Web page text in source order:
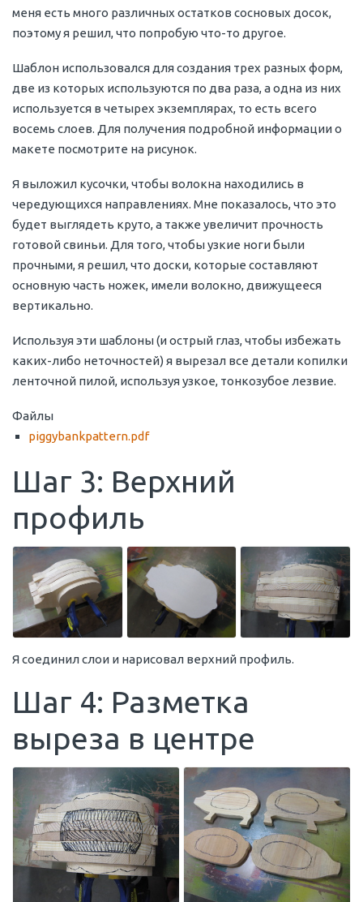
меня есть много различных остатков сосновых досок,
поэтому я решил, что попробую что-то другое.
Шаблон использовался для создания трех разных форм,
две из которых используются по два раза, а одна из них
используется в четырех экземплярах, то есть всего
восемь слоев. Для получения подробной информации о
макете посмотрите на рисунок.
Я выложил кусочки, чтобы волокна находились в
чередующихся направлениях. Мне показалось, что это
будет выглядеть круто, а также увеличит прочность
готовой свиньи. Для того, чтобы узкие ноги были
прочными, я решил, что доски, которые составляют
основную часть ножек, имели волокно, движущееся
вертикально.
Используя эти шаблоны (и острый глаз, чтобы избежать
каких-либо неточностей) я вырезал все детали копилки
ленточной пилой, используя узкое, тонкозубое лезвие.
Файлы
piggybankpattern.pdf
Шаг 3: Верхний
профиль
Я соединил слои и нарисовал верхний профиль.
Шаг 4: Разметка
выреза в центре